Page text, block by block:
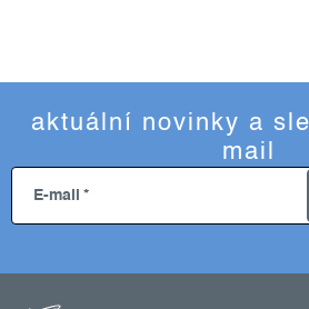
aktuální novinky a
mail
E-mail